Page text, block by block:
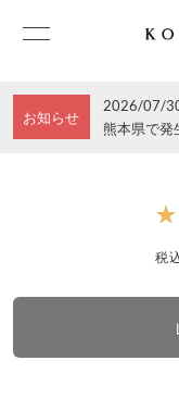
お知らせ
2026/07/
熊本県で発
税